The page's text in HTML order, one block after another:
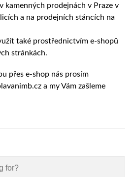
kamenných prodejnách v Praze v
a na prodejních stáncích na
také prostřednictvím e-shopů
stránkách.
přes e-shop nás prosím
a my Vám zašleme